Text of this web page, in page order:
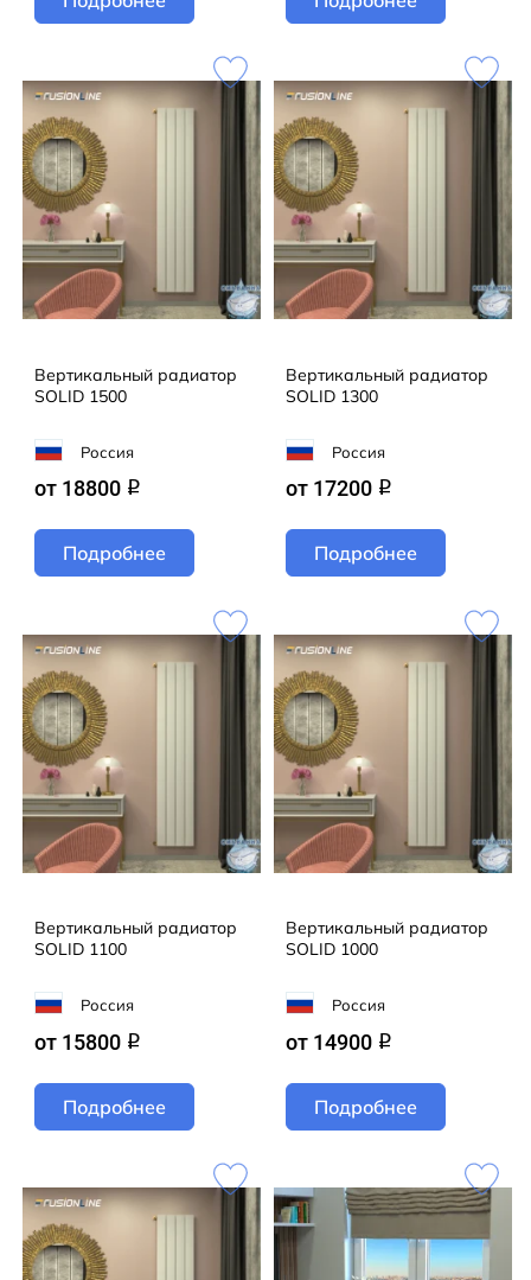
Вертикальный радиатор
SOLID 1500
Россия
от 18800 q
Подробнее
Вертикальный радиатор
SOLID 1300
Россия
от 17200 q
Подробнее
Вертикальный радиатор
SOLID 1100
Россия
от 15800 q
Подробнее
Вертикальный радиатор
SOLID 1000
Россия
от 14900 q
Подробнее